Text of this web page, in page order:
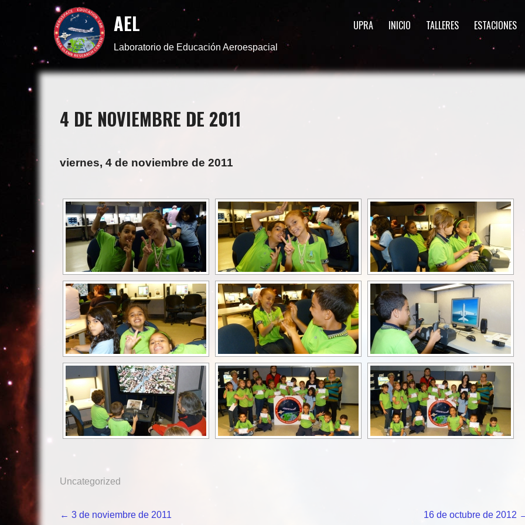
AEL
Laboratorio de Educación Aeroespacial
UPRA INICIO TALLERES ESTACIONES
4 DE NOVIEMBRE DE 2011
viernes, 4 de noviembre de 2011
Uncategorized
Navegación
← 3 de noviembre de 2011 16 de octubre de 2012